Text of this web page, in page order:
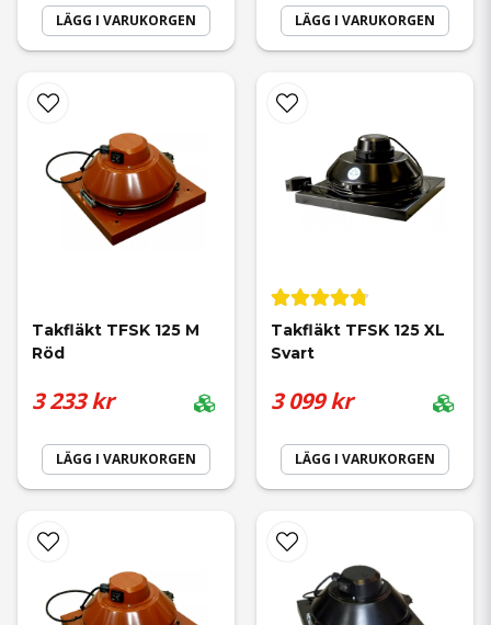
LÄGG I VARUKORGEN LÄGG I VARUKORGEN
Takfläkt TFSK 125 M
Röd
3 233 kr
LÄGG I VARUKORGEN
Takfläkt TFSK 125 XL
Svart
3 099 kr
LÄGG I VARUKORGEN